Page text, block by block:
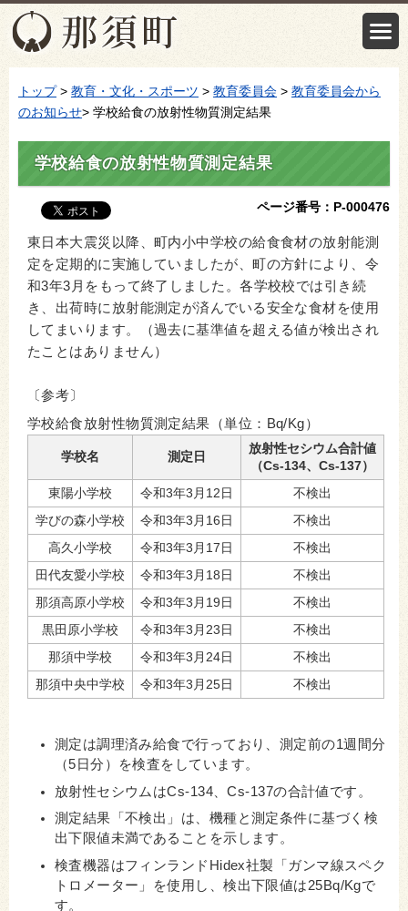
トップ> 教育・文化・スポーツ > 教育委員会 > 教育委員会から
のお知らせ> 学校給食の放射性物質測定結果
学校給食の放射性物質測定結果
ページ番号：P-000476
東日本大震災以降、町内小中学校の給食食材の放射能測
定を定期的に実施していましたが、町の方針により、令
和3年3月をもって終了しました。各学校校では引き続
き、出荷時に放射能測定が済んでいる安全な食材を使用
してまいります。（過去に基準値を超える値が検出され
たことはありません）
〔参考〕
学校給食放射性物質測定結果 （単位：Bq/Kg）
学校名 測定日
放射性セシウム合計値
（Cs-134、Cs-137）
東陽小学校
令和3年3月12日
不検出
学びの森小学校
令和3年3月16日
不検出
高久小学校
令和3年3月17日
不検出
田代友愛小学校
令和3年3月18日
不検出
那須高原小学校
令和3年3月19日
不検出
黒田原小学校
令和3年3月23日
不検出
那須中学校
令和3年3月24日
不検出
那須中央中学校
令和3年3月25日 不検出
測定は調理済み給食で行っており、測定前の1週間分
（5日分）を検査をしています。
放射性セシウムはCs-134、Cs-137の合計値です。
測定結果「不検出」は、機種と測定条件に基づく検
出下限値未満であることを示します。
検査機器はフィンランドHidex社製「ガンマ線スペク
トロメーター」を使用し、検出下限値は25Bq/Kgで
す。